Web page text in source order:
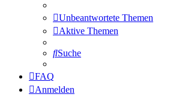
Unbeantwortete Themen
Aktive Themen
Suche
FAQ
Anmelden